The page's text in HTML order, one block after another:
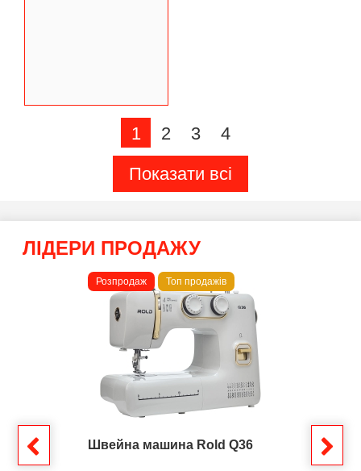
1 2 3
4
Показати всі
ЛІДЕРИ ПРОДАЖУ
Розпродаж Топ продажів
Швейна машина Rold Q36